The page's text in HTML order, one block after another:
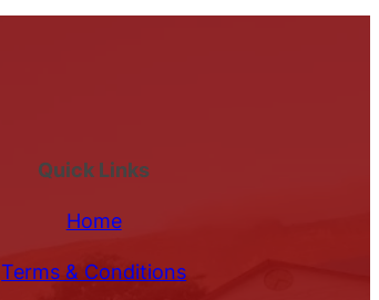
Quick Links
Home
Terms & Conditions